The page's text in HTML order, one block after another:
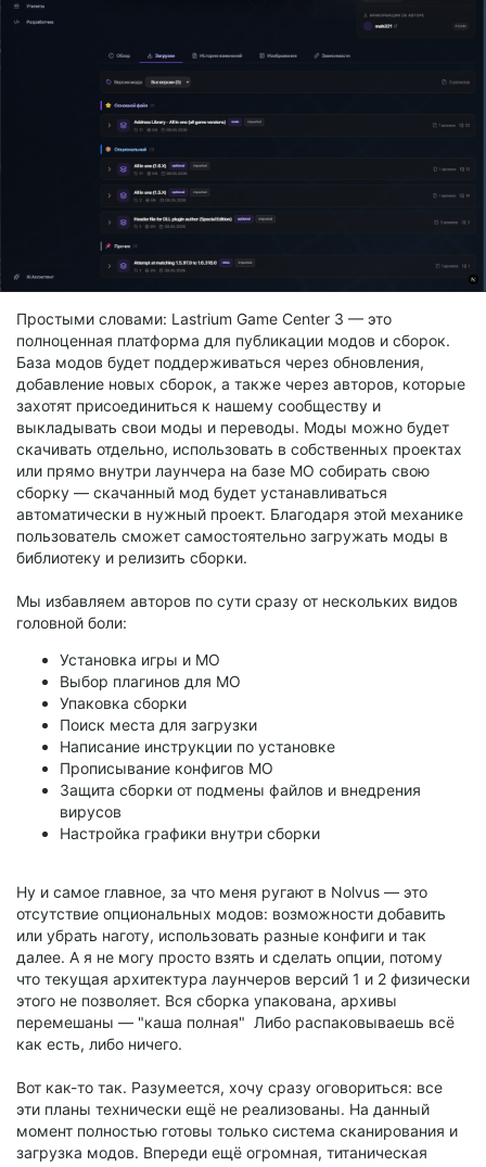
Простыми словами: Lastrium Game Center 3 — это
полноценная платформа для публикации модов и сборок.
База модов будет поддерживаться через обновления,
добавление новых сборок, а также через авторов, которые
захотят присоединиться к нашему сообществу и
выкладывать свои моды и переводы. Моды можно будет
скачивать отдельно, использовать в собственных проектах
или прямо внутри лаунчера на базе MO собирать свою
сборку — скачанный мод будет устанавливаться
автоматически в нужный проект. Благодаря этой механике
пользователь сможет самостоятельно загружать моды в
библиотеку и релизить сборки.
Мы избавляем авторов по сути сразу от нескольких видов
головной боли:
Установка игры и MO
Выбор плагинов для MO
Упаковка сборки
Поиск места для загрузки
Написание инструкции по установке
Прописывание конфигов MO
Защита сборки от подмены файлов и внедрения
вирусов
Настройка графики внутри сборки
Ну и самое главное, за что меня ругают в Nolvus — это
отсутствие опциональных модов: возможности добавить
или убрать наготу, использовать разные конфиги и так
далее. А я не могу просто взять и сделать опции, потому
что текущая архитектура лаунчеров версий 1 и 2 физически
этого не позволяет. Вся сборка упакована, архивы
перемешаны — "каша полная" Либо распаковываешь всё
как есть, либо ничего.
Вот как-то так. Разумеется, хочу сразу оговориться: все
эти планы технически ещё не реализованы. На данный
момент полностью готовы только система сканирования и
загрузка модов. Впереди ещё огромная, титаническая